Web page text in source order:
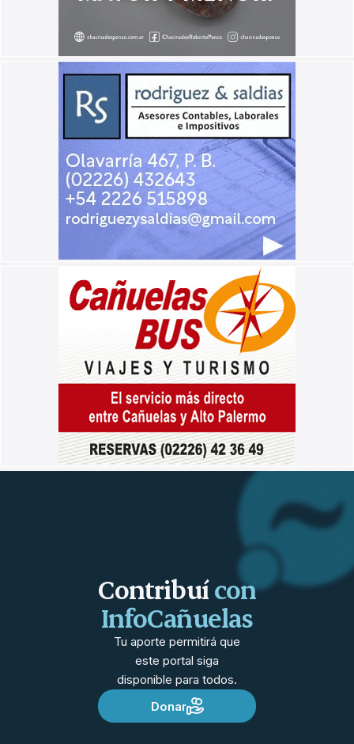
Contribuícon
InfoCañuelas
Tu aporte permitirá que
este portal siga
disponible para todos.
Donar